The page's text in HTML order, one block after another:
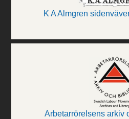
K A Almgren
Arbetarrörelsens arkiv